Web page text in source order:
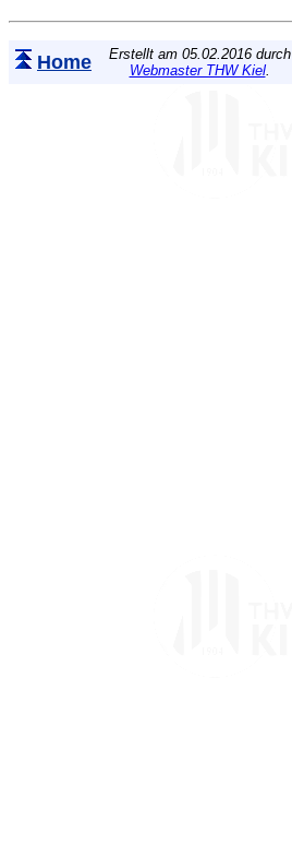
Home
Erstellt am 05.02.2016 durch
Webmaster THW Kiel.